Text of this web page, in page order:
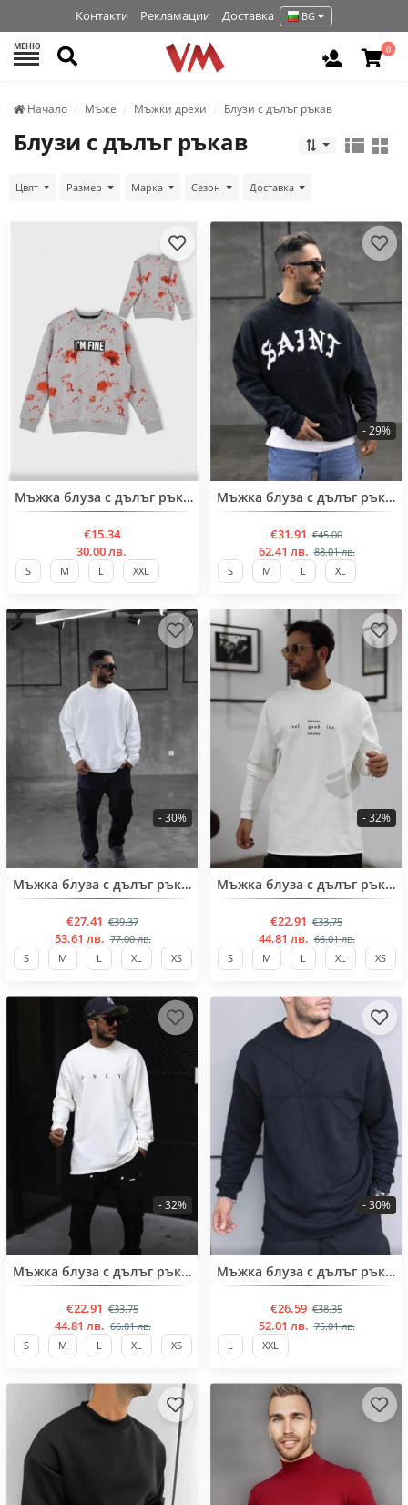
Контакти Рекламации Доставка BG
МЕНЮ Търси Вход /0
Начало Мъже Мъжки дрехи Блузи с дълъг ръкав
Блузи с дълъг ръкав
Цвят Размер Марка Сезон Доставка
Нов продуктМъжка блуза с дълъг ръкав
€15.34
30.00 лв.
S M L XXL
Нов продуктМъжка блуза с дълъг ръкав
€31.91 €45.00
- 29%
62.41 лв. 88.01 лв.
S
M L XL
BESTSELLERМъжка блуза с дълъг ръкав
€27.41 €39.37
- 30%
53.61 лв. 77.00 лв.
S
M L XL XS
BESTSELLERМъжка блуза с дълъг ръкав
€22.91 €33.75
- 32%
44.81 лв. 66.01 лв.
S
M L XL XS
BESTSELLERМъжка блуза с дълъг ръкав
€22.91 €33.75
- 32%
44.81 лв. 66.01 лв.
S
M L XL XS
BESTSELLERМъжка блуза с дълъг ръкав
€26.59 €38.35
- 30%
52.01 лв. 75.01 лв.
L
XXL